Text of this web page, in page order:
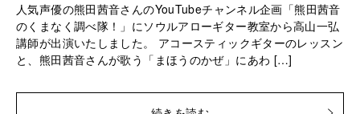
人気声優の熊田茜音さんのYouTubeチャンネル企画「熊田茜音
のくまなく調べ隊！」にソウルアローギター教室から高山一弘
講師が出演いたしました。 アコースティックギターのレッスン
と、熊田茜音さんが歌う「まほうのかぜ」にあわ […]